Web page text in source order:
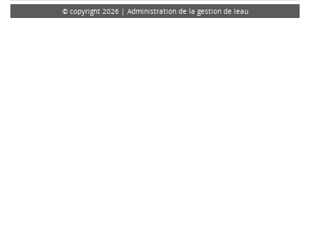
© copyright 2026 | Administration de la gestion de leau